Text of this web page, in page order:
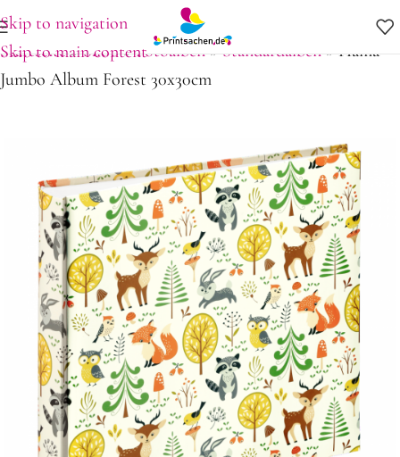
Skip to navigation
Skip to main content
Startseite»Shop»Fotoalben»Standardalben » Hama
Jumbo Album Forest 30x30cm